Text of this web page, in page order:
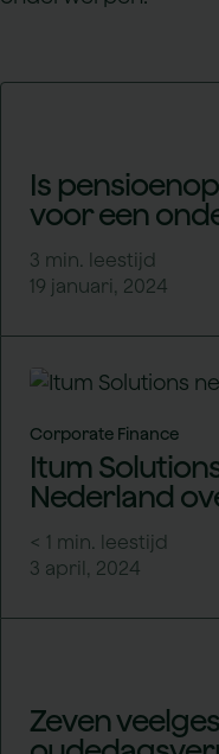
Is
voor een
3 min. leestijd
19 januari, 2024
Corporate Finance
Itum
Nederland
< 1 min. leestijd
3 april, 2024
Zeven